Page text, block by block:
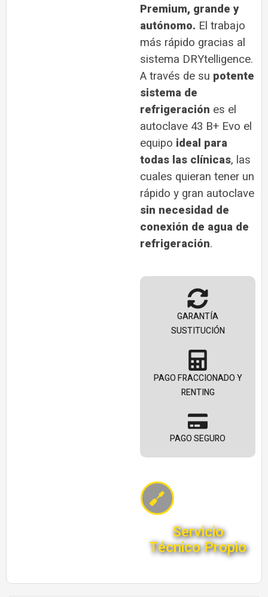
Premium, grande y
autónomo. El trabajo
más rápido gracias al
sistema DRYtelligence.
A través de su potente
sistema de
refrigeración es el
autoclave 43 B+ Evo el
equipo ideal para
todas las clínicas, las
cuales quieran tener un
rápido y gran autoclave
sin necesidad de
conexión de agua de
refrigeración.
GARANTÍA
SUSTITUCIÓN
PAGO FRACCIONADO Y
RENTING
PAGO SEGURO
Servicio
Técnico Propio